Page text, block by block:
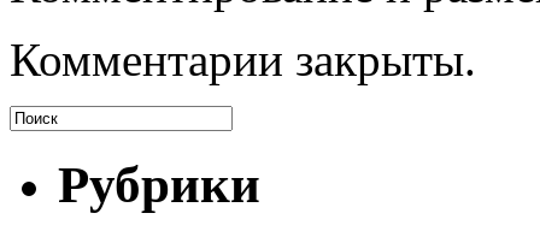
Комментарии закрыты.
Рубрики